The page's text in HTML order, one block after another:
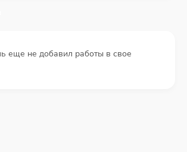
еще не добавил работы в свое